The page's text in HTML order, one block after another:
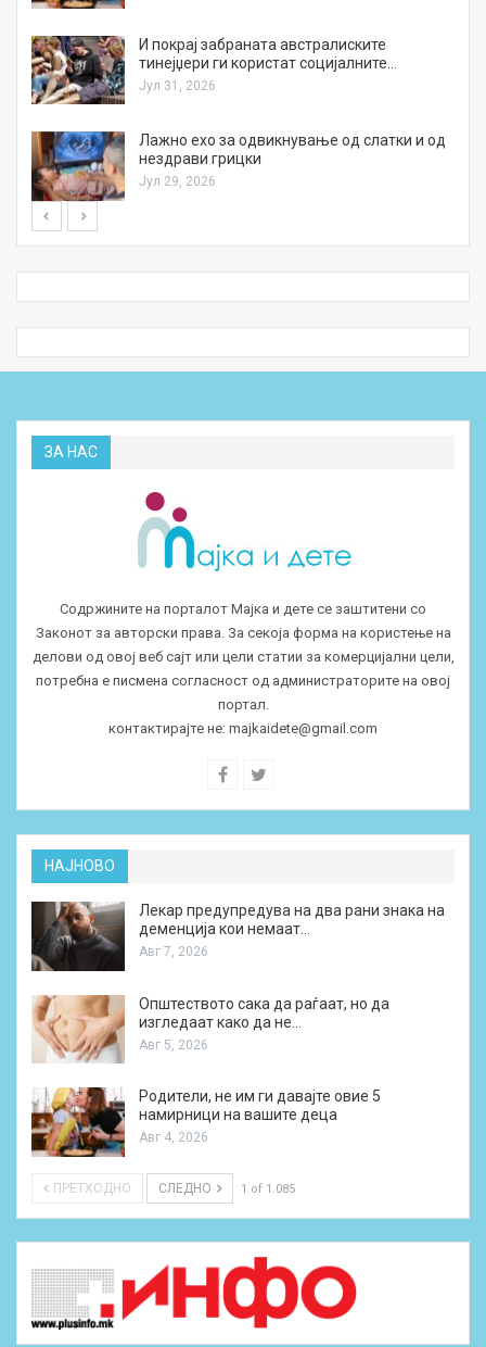
И покрај забраната австралиските
тинејџери ги користат социјалните…
Јул 31, 2026
Лажно ехо за одвикнување од слатки и од
нездрави грицки
Јул 29, 2026
ЗА НАС
Содржините на порталот Мајка и дете се заштитени со
Законот за авторски права. За секоја форма на користење на
делови од овој веб сајт или цели статии за комерцијални цели,
потребна е писмена согласност од администраторите на овој
портал.
контактирајте не: majkaidete@gmail.com
НАЈНОВО
Лекар предупредува на два рани знака на
деменција кои немаат…
Авг 7, 2026
Општеството сака да раѓаат, но да
изгледаат како да не…
Авг 5, 2026
Родители, не им ги давајте овие 5
намирници на вашите деца
Авг 4, 2026
ПРЕТХОДНО СЛЕДНО 1 of 1.085